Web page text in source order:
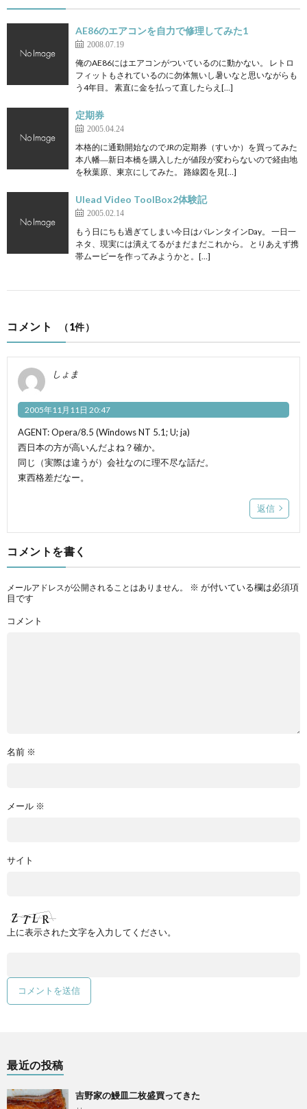
AE86のエアコンを自力で修理してみた1
2008.07.19
俺のAE86にはエアコンがついているのに動かない。 レトロ
フィットもされているのに勿体無いし暑いなと思いながらも
う4年目。 素直に金を払って直したらえ[…]
定期券
2005.04.24
本格的に通勤開始なのでJRの定期券（すいか）を買ってみた
本八幡―新日本橋を購入したが値段が変わらないので経由地
を秋葉原、東京にしてみた。 路線図を見[…]
Ulead Video ToolBox2体験記
2005.02.14
もう日にちも過ぎてしまい今日はバレンタインDay。 一日一
ネタ、現実には潰えてるがまだまだこれから。 とりあえず携
帯ムービーを作ってみようかと。[…]
コメント （1件）
しょま
2005年11月11日 20:47
AGENT: Opera/8.5 (Windows NT 5.1; U; ja)
西日本の方が高いんだよね？確か。
同じ（実際は違うが）会社なのに理不尽な話だ。
東西格差だなー。
返信
コメントを書く
メールアドレスが公開されることはありません。 ※ が付いている欄は必須項
目です
コメント
名前 ※
メール ※
サイト
上に表示された文字を入力してください。
最近の投稿
吉野家の鰻皿二枚盛買ってきた